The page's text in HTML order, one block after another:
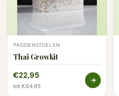
PADDENSTOELEN
Thai Growkit
€22,95
tot €64,95